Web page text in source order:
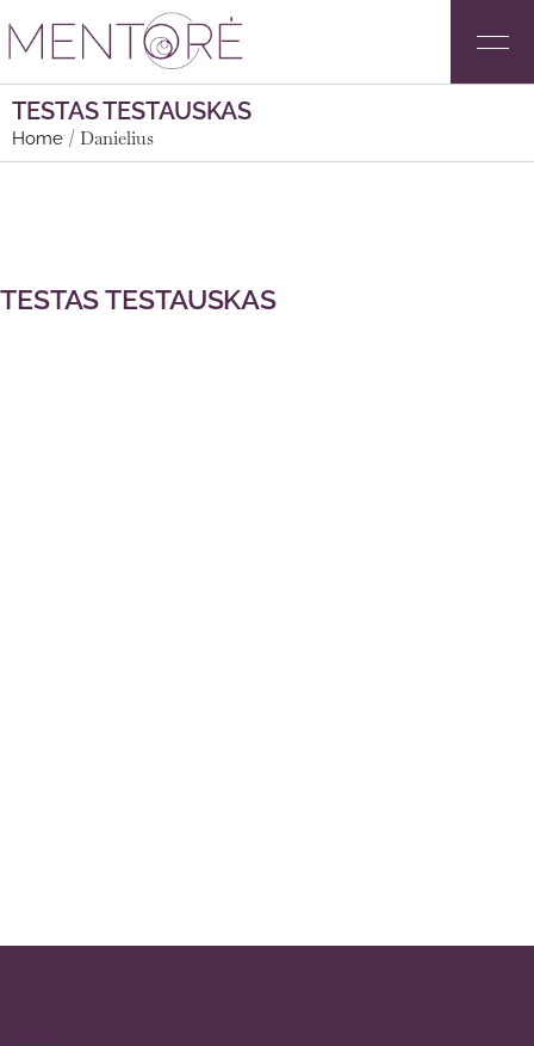
TESTAS TESTAUSKAS
Home Danielius
TESTAS TESTAUSKAS